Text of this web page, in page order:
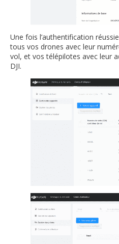
Une fois l’authentification
tous vos drones avec leur
vol, et vos télépilotes avec leur
DJI.